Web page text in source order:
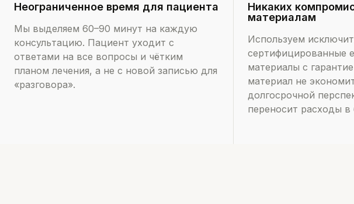
Неограниченное время для пациента
Мы выделяем 60–90 минут на каждую
консультацию. Пациент уходит с
ответами на все вопросы и чётким
планом лечения, а не с новой записью для
«разговора».
Никаких
материалам
Используем
сертифицированные
материалы с
материал не
долгосрочной
переносит расходы в